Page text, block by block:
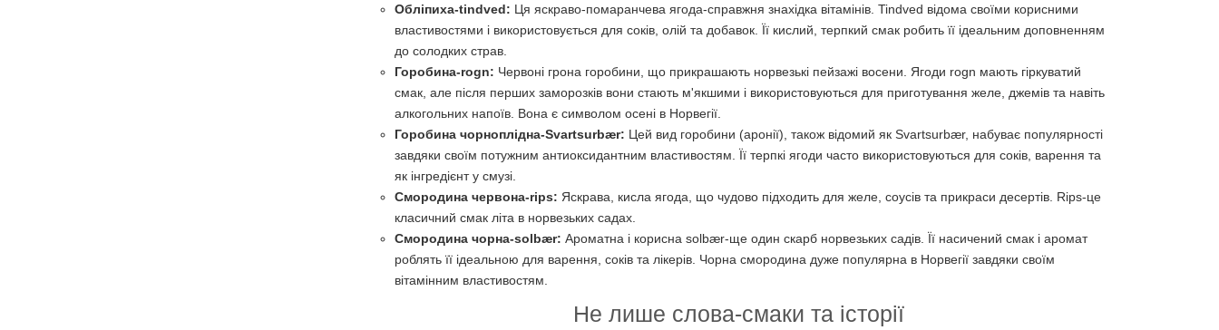
Обліпиха-tindved: Ця яскраво-помаранчева ягода-справжня знахідка вітамінів. Tindved відома своїми корисними
властивостями і використовується для соків, олій та добавок. Її кислий, терпкий смак робить її ідеальним доповненням
до солодких страв.
Горобина-rogn: Червоні грона горобини, що прикрашають норвезькі пейзажі восени. Ягоди rogn мають гіркуватий
смак, але після перших заморозків вони стають м'якшими і використовуються для приготування желе, джемів та навіть
алкогольних напоїв. Вона є символом осені в Норвегії.
Горобина чорноплідна-Svartsurbær: Цей вид горобини (аронії), також відомий як Svartsurbær, набуває популярності
завдяки своїм потужним антиоксидантним властивостям. Її терпкі ягоди часто використовуються для соків, варення та
як інгредієнт у смузі.
Смородина червона-rips: Яскрава, кисла ягода, що чудово підходить для желе, соусів та прикраси десертів. Rips-це
класичний смак літа в норвезьких садах.
Смородина чорна-solbær: Ароматна і корисна solbær-ще один скарб норвезьких садів. Її насичений смак і аромат
роблять її ідеальною для варення, соків та лікерів. Чорна смородина дуже популярна в Норвегії завдяки своїм
вітамінним властивостям.
Не лише слова-смаки та історії